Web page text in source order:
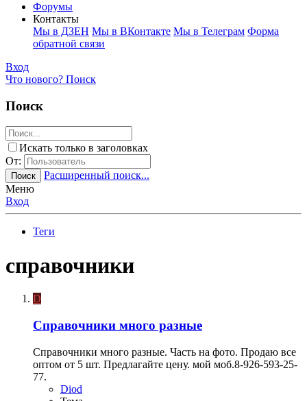
Форумы
Контакты
Мы в ДЗЕН Мы в ВКонтакте Мы в Телеграм Форма
обратной связи
Вход
Что нового? Поиск
Поиск
Искать только в заголовках
От:
Поиск
Расширенный поиск...
Меню
Вход
Теги
справочники
D
Справочники много разные
Справочники много разные. Часть на фото. Продаю все
оптом от 5 шт. Предлагайте цену. мой моб.8-926-593-25-
77.
Diod